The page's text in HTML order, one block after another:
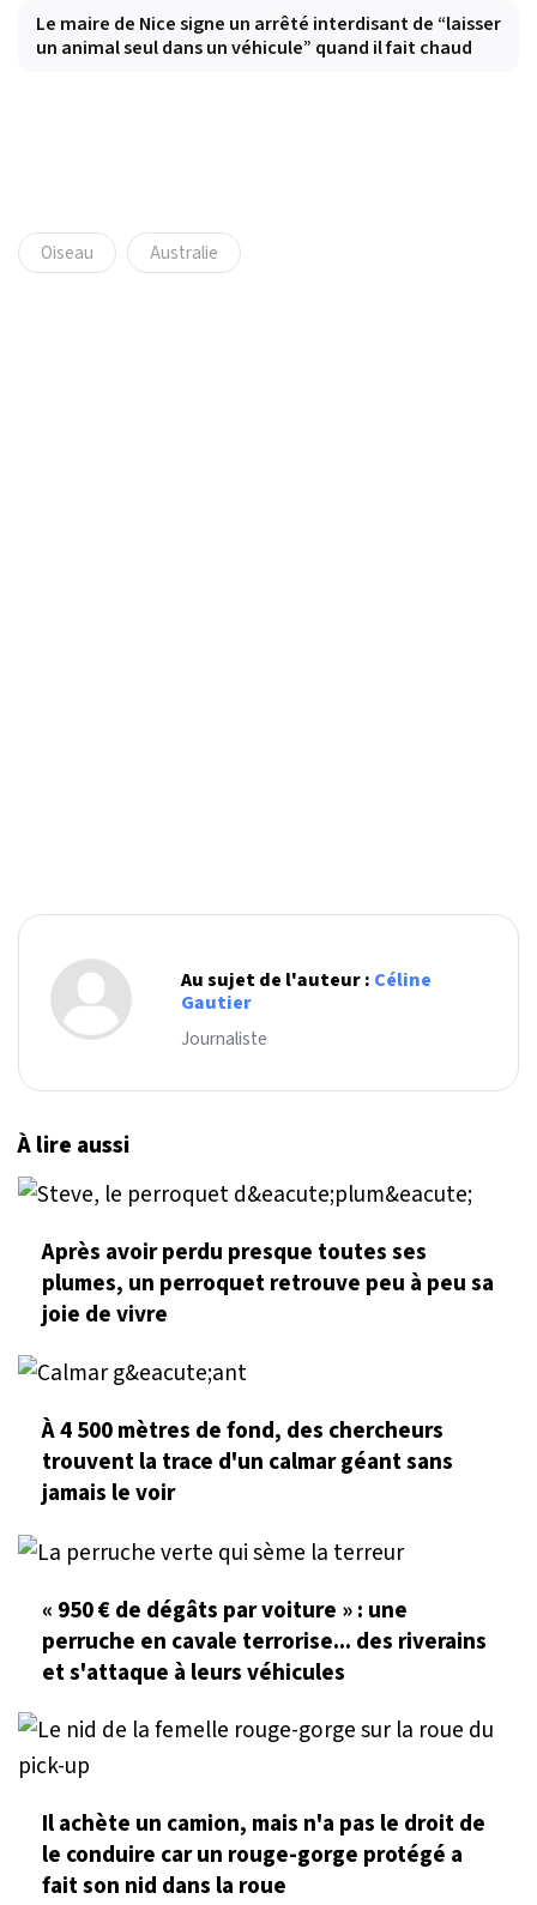
Le maire de Nice signe un arrêté interdisant de “laisser
un animal seul dans un véhicule” quand il fait chaud
Oiseau Australie
Au sujet de l'auteur : Céline
Gautier
Journaliste
À lire aussi
Après avoir perdu presque toutes ses
plumes, un perroquet retrouve peu à peu sa
joie de vivre
À 4 500 mètres de fond, des chercheurs
trouvent la trace d'un calmar géant sans
jamais le voir
« 950 € de dégâts par voiture » : une
perruche en cavale terrorise... des riverains
et s'attaque à leurs véhicules
Il achète un camion, mais n'a pas le droit de
le conduire car un rouge-gorge protégé a
fait son nid dans la roue